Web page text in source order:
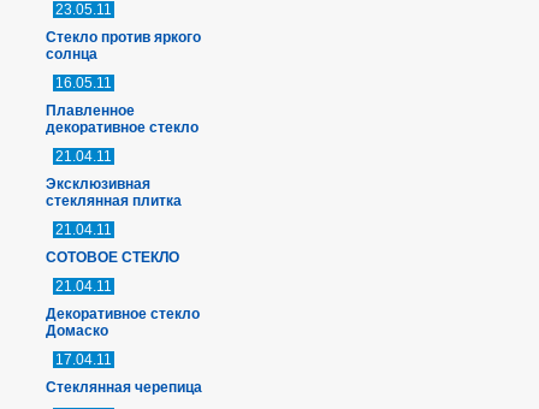
23.05.11
Стекло против яркого
солнца
16.05.11
Плавленное
декоративное стекло
21.04.11
Эксклюзивная
стеклянная плитка
21.04.11
СОТОВОЕ СТЕКЛО
21.04.11
Декоративное стекло
Домаско
17.04.11
Стеклянная черепица